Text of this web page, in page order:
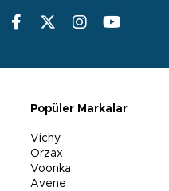
Popüler Markalar
Vichy
Orzax
Voonka
Avene